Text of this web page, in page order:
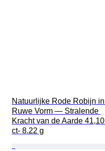
Natuurlijke Rode Robijn in
Ruwe Vorm — Stralende
Kracht van de Aarde 41,10
ct- 8.22 g